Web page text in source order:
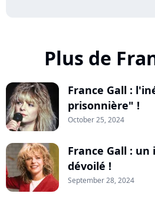
Plus de
France Gall :
prisonnière" !
October 25, 2024
France Gall :
dévoilé !
September 28, 2024